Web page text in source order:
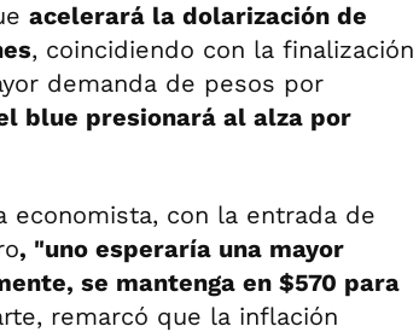
acelerará la dolarización de
, coincidiendo con la finalización
demanda de pesos por
blue presionará al alza por
economista, con la entrada de
, "uno esperaría una mayor
se mantenga en $570 para
remarcó que la inflación